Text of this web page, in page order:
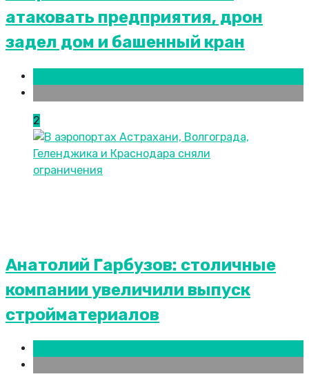
атаковать предприятия, дрон
задел дом и башенный кран
2
Анатолий Гарбузов: столичные
компании увеличили выпуск
стройматериалов